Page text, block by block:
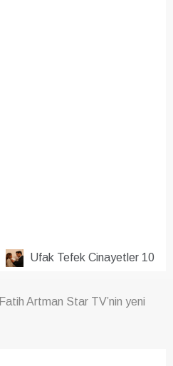
Ufak Tefek Cinayetler 10.
Fatih Artman Star TV’nin yeni